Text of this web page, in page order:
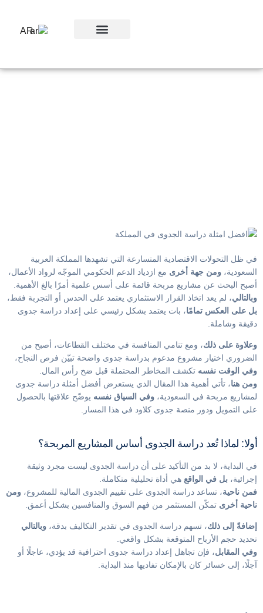
AR
في ظل التحولات الاقتصادية المتسارعة التي تشهدها المملكة العربية
السعودية، ومن جهة أخرى مع ازدياد الدعم الحكومي الموجّه لرواد الأعمال،
أصبح البحث عن مشاريع مربحة قائمة على أسس علمية أمرًا بالغ الأهمية.
وبالتالي، لم يعد اتخاذ القرار الاستثماري يعتمد على الحدس أو التجربة فقط،
بل على العكس تمامًا، بات يعتمد بشكل رئيسي على إعداد دراسة جدوى
دقيقة وشاملة.
وعلاوة على ذلك، ومع تنامي المنافسة في مختلف القطاعات، أصبح من
الضروري اختيار مشروع مدعوم بدراسة جدوى واضحة تبيّن فرص النجاح،
وفي الوقت نفسه تكشف المخاطر المحتملة قبل ضخ رأس المال.
ومن هنا، تأتي أهمية هذا المقال الذي يستعرض أفضل أمثلة دراسة جدوى
لمشاريع مربحة في السعودية، وفي السياق نفسه يوضّح علاقتها بالحصول
على التمويل ودور منصة جدوى كلاود في هذا المسار.
أولا: لماذا تُعد دراسة الجدوى أساس المشاريع المربحة؟
في البداية، لا بد من التأكيد على أن دراسة الجدوى ليست مجرد وثيقة
إجرائية، بل في الواقع هي أداة تحليلية متكاملة.
فمن ناحية، تساعد دراسة الجدوى على تقييم الجدوى المالية للمشروع، ومن
ناحية أخرى تمكّن المستثمر من فهم السوق والمنافسين بشكل أعمق.
إضافةً إلى ذلك، تسهم دراسة الجدوى في تقدير التكاليف بدقة، وبالتالي
تحديد حجم الأرباح المتوقعة بشكل واقعي.
وفي المقابل، فإن تجاهل إعداد دراسة جدوى احترافية قد يؤدي، عاجلًا أو
آجلًا، إلى خسائر كان بالإمكان تفاديها منذ البداية.